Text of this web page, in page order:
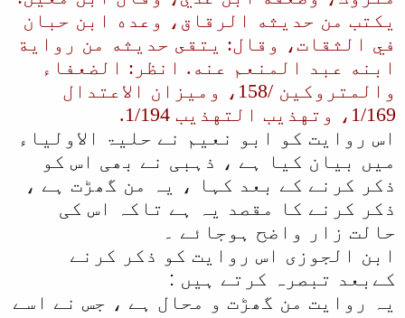
يكتب من حديثه الرقاق، وعده ابن حبان
في الثقات، وقال: يتقى حديثه من رواية
ابنه عبد المنعم عنه. انظر: الضعفاء
والمتروكين /158، وميزان الاعتدال
1/169، وتهذيب التهذيب 1/194.
اس روایت کو ابو نعیم نے حلیۃ الاولیاء
میں بیان کیا ہے ، ذہبی نے بھی اس کو
ذکر کرنے کے بعد کہا ، یہ من گھڑت ہے ،
ذکر کرنے کا مقصد یہ ہے تاکہ اس کی
حالت زار واضح ہوجائے ۔
ابن الجوزی اس روایت کو ذکر کرنے
کےبعد تبصرہ کرتے ہیں :
یہ روایت من گھڑت و محال ہے ، جس نے اسے